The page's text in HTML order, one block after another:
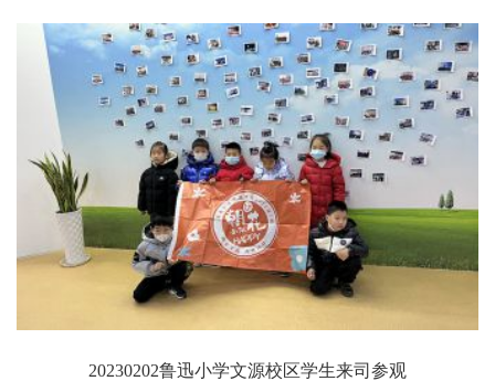
20230202鲁迅小学文源校区学生来司参观